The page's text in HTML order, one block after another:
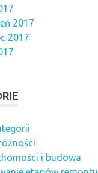
2017
2017
i budowa